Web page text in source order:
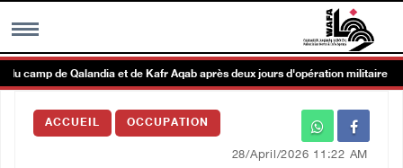
MENU
Galerie d’images
camp de Qalandia et de Kafr Aqab après deux jours d'opération militaire
ACCUEIL OCCUPATION
28/April/2026 11:22 AM